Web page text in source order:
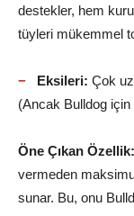
destekler, hem
tüyleri mükemmel
Eksileri: Çok
(Ancak Bulldog için
Öne Çıkan Özellik:
vermeden
sunar. Bu, onu